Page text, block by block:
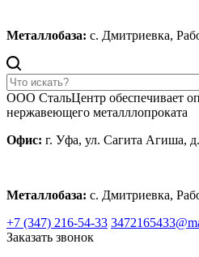
Металлобаза: с. Дмитриевка,
ООО СтальЦентр обеспечивает
нержавеющего металллопроката
Офис: г. Уфа, ул. Сагита Агиша,
Металлобаза: с. Дмитриевка,
+7 (347) 216-54-33
Заказать звонок